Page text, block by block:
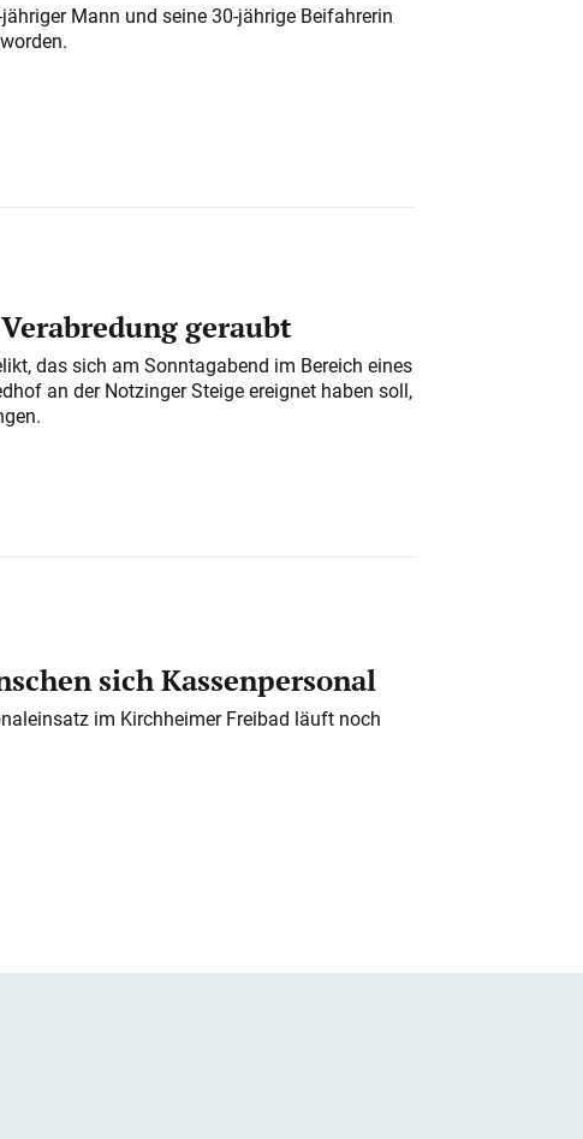
Mann und seine 30-jährige Beifahrerin
geraubt
das sich am Sonntagabend im Bereich eines
an der Notzinger Steige ereignet haben soll,
sich Kassenpersonal
im Kirchheimer Freibad läuft noch